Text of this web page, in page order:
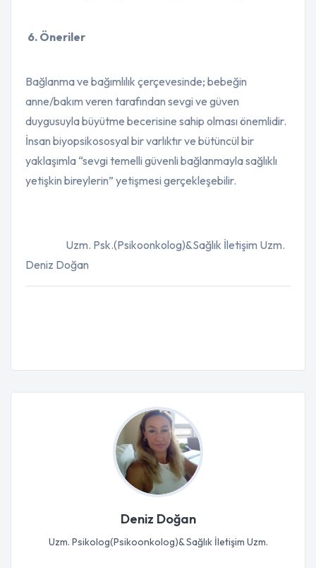
6. Öneriler
Bağlanma ve bağımlılık çerçevesinde; bebeğin
anne/bakım veren tarafından sevgi ve güven
duygusuyla büyütme becerisine sahip olması önemlidir.
İnsan biyopsikososyal bir varlıktır ve bütüncül bir
yaklaşımla “sevgi temelli güvenli bağlanmayla sağlıklı
yetişkin bireylerin” yetişmesi gerçekleşebilir.
Uzm. Psk.(Psikoonkolog)&Sağlık İletişim Uzm.
Deniz Doğan
Deniz Doğan
Uzm. Psikolog(Psikoonkolog)& Sağlık İletişim Uzm.